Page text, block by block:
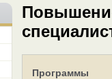
Программы